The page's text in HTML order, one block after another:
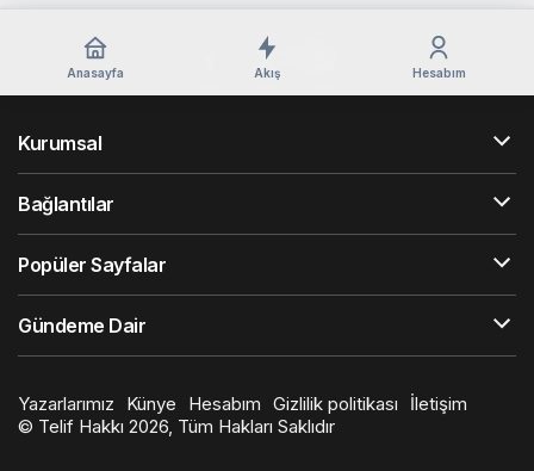
Anasayfa Akış Hesabım
Kurumsal
Bağlantılar
Popüler Sayfalar
Gündeme Dair
Yazarlarımız Künye Hesabım Gizlilik politikası
İletişim
© Telif Hakkı 2026, Tüm Hakları Saklıdır